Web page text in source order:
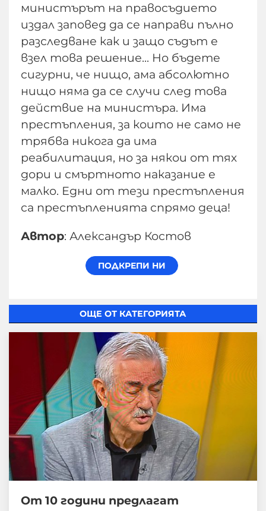
министърът на правосъдието
издал заповед да се направи пълно
разследване как и защо съдът е
взел това решение... Но бъдете
сигурни, че нищо, ама абсолютно
нищо няма да се случи след това
действие на министъра. Има
престъпления, за които не само не
трябва никога да има
реабилитация, но за някои от тях
дори и смъртното наказание е
малко. Едни от тези престъпления
са престъпленията спрямо деца!
Автор: Александър Костов
ОЩЕ ОТ КАТЕГОРИЯТА
От 10 години предлагат